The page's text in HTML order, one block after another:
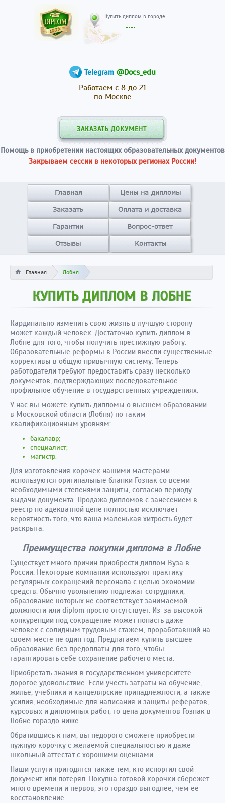
Telegram @Docs_edu
Работаем с 8 до 21
по Москве
ЗАКАЗАТЬ ДОКУМЕНТ
Помощь в приобретении настоящих образовательных документов
Закрываем сессии в некоторых регионах России!
Главная Цены на дипломы
Заказать Оплата и доставка
Гарантии Вопрос-ответ
Отзывы Контакты
Главная Лобня
КУПИТЬ ДИПЛОМ В ЛОБНЕ
Кардинально изменить свою жизнь в лучшую сторону
может каждый человек. Достаточно купить диплом в
Лобне для того, чтобы получить престижную работу.
Образовательные реформы в России внесли существенные
коррективы в общую привычную систему. Теперь
работодатели требуют предоставить сразу несколько
документов, подтверждающих последовательное
профильное обучение в государственных учреждениях.
У нас вы можете купить дипломы о высшем образовании
в Московской области (Лобня) по таким
квалификационным уровням:
бакалавр;
специалист;
магистр.
Для изготовления корочек нашими мастерами
используются оригинальные бланки Гознак со всеми
необходимыми степенями защиты, согласно периоду
выдачи документа. Продажа дипломов с занесением в
реестр по адекватной цене полностью исключает
вероятность того, что ваша маленькая хитрость будет
раскрыта.
Преимущества покупки диплома в Лобне
Существует много причин приобрести диплом Вуза в
России. Некоторые компании используют практику
регулярных сокращений персонала с целью экономии
средств. Обычно увольнению подлежат сотрудники,
образование которых не соответствует занимаемой
должности или diplom просто отсутствует. Из-за высокой
конкуренции под сокращение может попасть даже
человек с солидным трудовым стажем, проработавший на
своем месте не один год. Предлагаем купить высшее
образование без предоплаты для того, чтобы
гарантировать себе сохранение рабочего места.
Приобретать знания в государственном университете –
дорогое удовольствие. Если учесть затраты на обучение,
жилье, учебники и канцелярские принадлежности, а также
усилия, необходимые для написания и защиты рефератов,
курсовых и дипломных работ, то цена документов Гознак в
Лобне гораздо ниже.
Обратившись к нам, вы недорого сможете приобрести
нужную корочку с желаемой специальностью и даже
школьный аттестат с хорошими оценками.
Наши услуги пригодятся также тем, кто испортил свой
документ или потерял. Покупка готовой корочки сбережет
много времени и нервов, это гораздо выгоднее, чем ее
восстановление.